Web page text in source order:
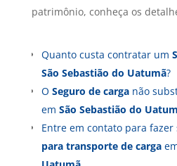
patrimônio, conheça os
Quanto custa contratar um
São Sebastião do Uatumã?
O Seguro de carganão
em São Sebastião do
Entre em contato para fazer
para transporte de carga